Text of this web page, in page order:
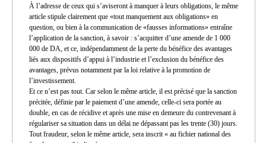
À l’adresse de ceux qui s’aviseront à manquer à leurs obligations, le même
article stipule clairement que «tout manquement aux obligations» en
question, ou bien à la communication de «fausses informations» entraîne
l’application de la sanction, à savoir : s’acquitter d’une amende de 1 000
000 de DA, et ce, indépendamment de la perte du bénéfice des avantages
liés aux dispositifs d’appui à l’industrie et l’exclusion du bénéfice des
avantages, prévus notamment par la loi relative à la promotion de
l’investissement.
Et ce n’est pas tout. Car selon le même article, il est précisé que la sanction
précitée, définie par le paiement d’une amende, celle-ci sera portée au
double, en cas de récidive et après une mise en demeure du contrevenant à
régulariser sa situation dans un délai ne dépassant pas les trente (30) jours.
Tout fraudeur, selon le même article, sera inscrit « au fichier national des